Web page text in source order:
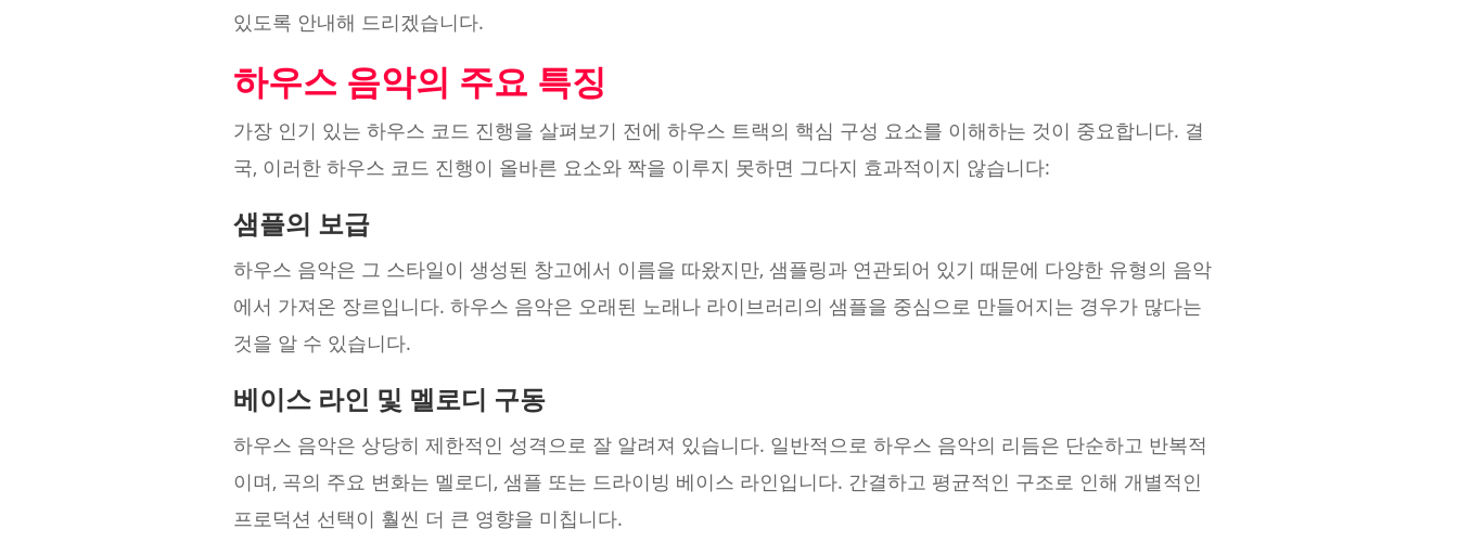
있도록 안내해 드리겠습니다.
하우스 음악의 주요 특징
가장 인기 있는 하우스 코드 진행을 살펴보기 전에 하우스 트랙의 핵심 구성 요소를 이해하는 것이 중요합니다. 결
국, 이러한 하우스 코드 진행이 올바른 요소와 짝을 이루지 못하면 그다지 효과적이지 않습니다:
샘플의 보급
하우스 음악은 그 스타일이 생성된 창고에서 이름을 따왔지만, 샘플링과 연관되어 있기 때문에 다양한 유형의 음악
에서 가져온 장르입니다. 하우스 음악은 오래된 노래나 라이브러리의 샘플을 중심으로 만들어지는 경우가 많다는
것을 알 수 있습니다.
베이스 라인 및 멜로디 구동
하우스 음악은 상당히 제한적인 성격으로 잘 알려져 있습니다. 일반적으로 하우스 음악의 리듬은 단순하고 반복적
이며, 곡의 주요 변화는 멜로디, 샘플 또는 드라이빙 베이스 라인입니다. 간결하고 평균적인 구조로 인해 개별적인
프로덕션 선택이 훨씬 더 큰 영향을 미칩니다.